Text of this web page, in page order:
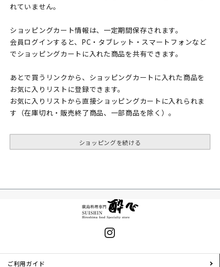
れていません。
ショッピングカート情報は、一定期間保存されます。
会員ログインすると、PC・タブレット・スマートフォンなど
でショッピングカートに入れた商品を共有できます。
あとで買うリンクから、ショッピングカートに入れた商品を
お気に入りリストに登録できます。
お気に入りリストから直接ショッピングカートに入れられま
す（在庫切れ・販売終了商品、一部商品を除く）。
ショッピングを続ける
ご利用ガイド